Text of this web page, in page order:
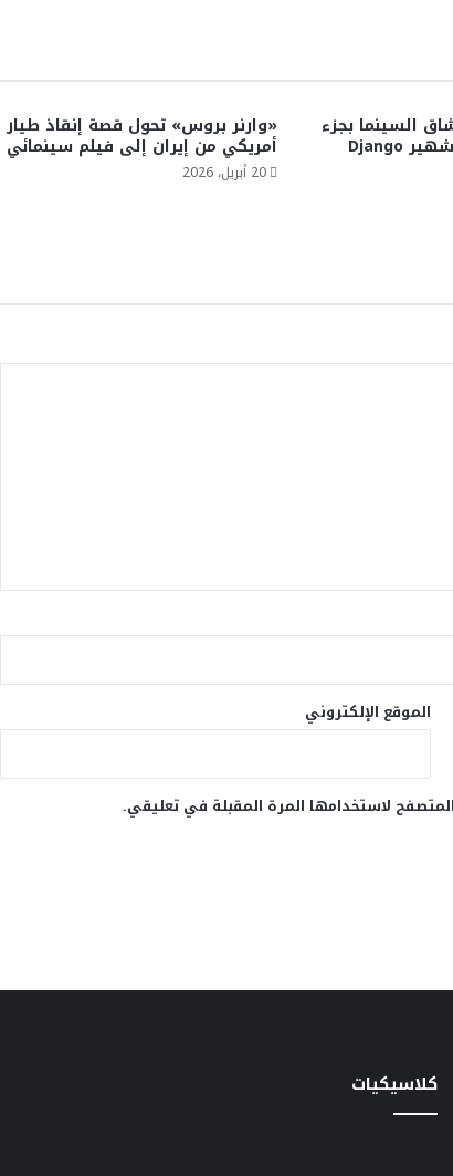
السينما بجزء
جديد من فيلمه الشهير Django
«وارنر بروس» تحول قصة إنقاذ طيار
أمريكي من إيران إلى فيلم سينمائي
20 أبريل، 2026
الموقع الإلكتروني
لاستخدامها المرة المقبلة في تعليقي.
كلاسيكيات